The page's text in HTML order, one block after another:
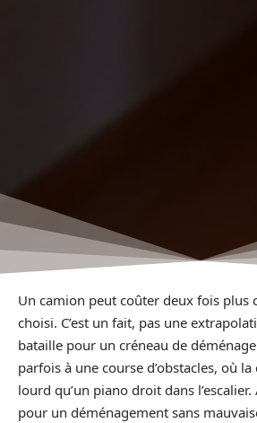
Un camion peut coûter deux fois plus
choisi. C’est un fait, pas une
bataille pour un créneau de
parfois à une course d’obstacles, où la
lourd qu’un piano droit dans
pour un déménagement sans